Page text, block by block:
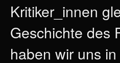
Kritiker_innen
Geschichte des
haben wir uns